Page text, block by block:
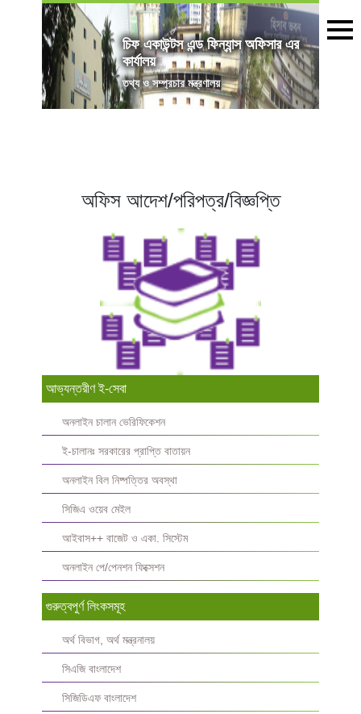
চিফ একাউন্টস এন্ড ফিন্যান্স অফিসার এর
কার্যালয়
তথ্য ও সম্প্রচার মন্ত্রণালয়
অফিস আদেশ/পরিপত্র/বিজ্ঞপ্তি
আভ্যন্তরীণ ই-সেবা
অনলাইন চালান ভেরিফিকেশন
ই-চালানঃ সরকারের প্রাপ্তি বাতায়ন
অনলাইন বিল নিষ্পত্তির অবস্থা
সিজিএ ওয়েব মেইল
আইবাস++ বাজেট ও একা. সিস্টেম
অনলাইন পে/পেনশন ফিক্সেশন
গুরুত্বপুর্ণ লিংকসমূহ
অর্থ বিভাগ, অর্থ মন্ত্রনালয়
সিএজি বাংলাদেশ
সিজিডিএফ বাংলাদেশ